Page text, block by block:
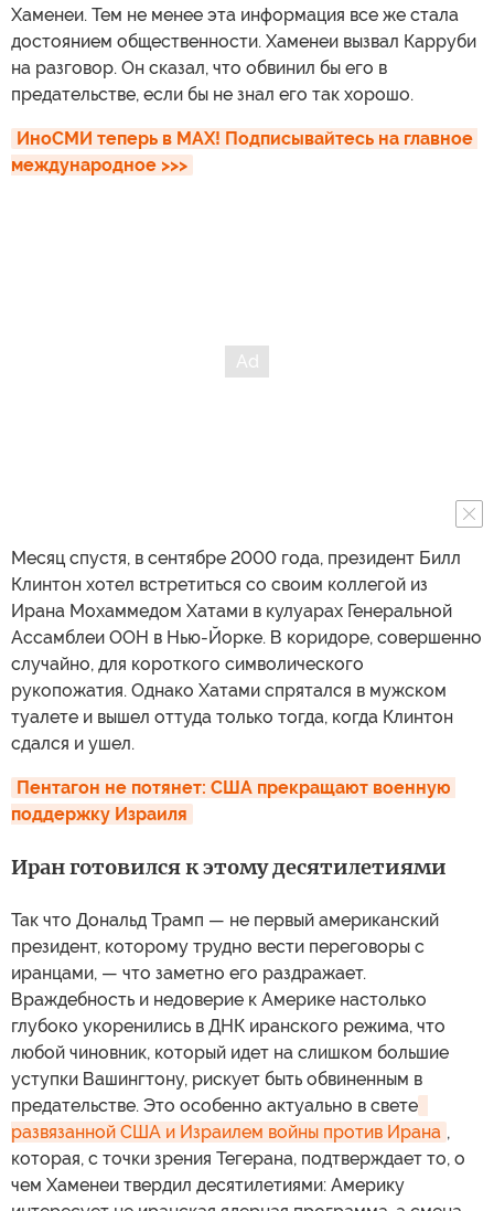
Хаменеи. Тем не менее эта информация все же стала
достоянием общественности. Хаменеи вызвал Карруби
на разговор. Он сказал, что обвинил бы его в
предательстве, если бы не знал его так хорошо.
ИноСМИ теперь в MAX! Подписывайтесь на главное
международное >>>
Месяц спустя, в сентябре 2000 года, президент Билл
Клинтон хотел встретиться со своим коллегой из
Ирана Мохаммедом Хатами в кулуарах Генеральной
Ассамблеи ООН в Нью-Йорке. В коридоре, совершенно
случайно, для короткого символического
рукопожатия. Однако Хатами спрятался в мужском
туалете и вышел оттуда только тогда, когда Клинтон
сдался и ушел.
Пентагон не потянет: США прекращают военную
поддержку Израиля
Иран готовился к этому десятилетиями
Так что Дональд Трамп — не первый американский
президент, которому трудно вести переговоры с
иранцами, — что заметно его раздражает.
Враждебность и недоверие к Америке настолько
глубоко укоренились в ДНК иранского режима, что
любой чиновник, который идет на слишком большие
уступки Вашингтону, рискует быть обвиненным в
предательстве. Это особенно актуально в свете
развязанной США и Израилем войны против Ирана ,
которая, с точки зрения Тегерана, подтверждает то, о
чем Хаменеи твердил десятилетиями: Америку